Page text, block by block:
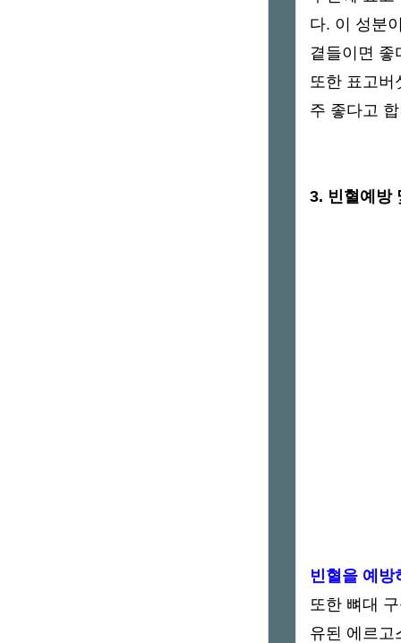
다. 이 성분
곁들이면
또한 표고버
주 좋다고
3. 빈혈예방
빈혈을 예방
또한 뼈대
유된 에르고